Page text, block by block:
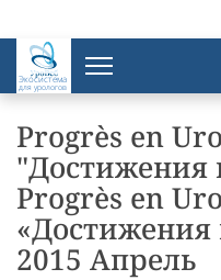
Экосистема
для урологов
Progrès en
"Достижения
Progrès en
«Достижения
2015 Апрель